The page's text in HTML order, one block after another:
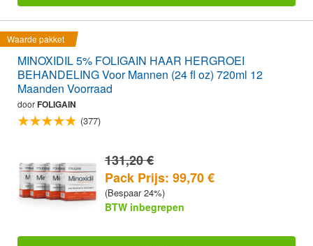
Waarde pakket
MINOXIDIL 5% FOLIGAIN HAAR HERGROEI
BEHANDELING Voor Mannen (24 fl oz) 720ml 12
Maanden Voorraad
doorFOLIGAIN
(377)
131,20 €
Pack Prijs: 99,70 €
(Bespaar 24%)
BTW inbegrepen